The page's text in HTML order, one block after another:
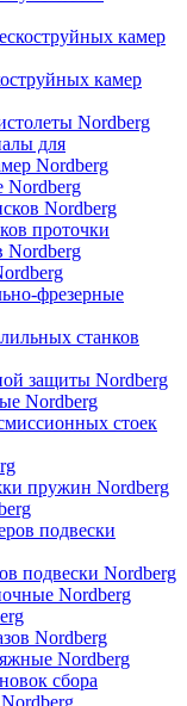
камер
камер
Nordberg
для
Nordberg
Nordberg
Nordberg
проточки
Nordberg
фрезерные
станков
защиты Nordberg
Nordberg
стоек
пружин Nordberg
подвески
подвески Nordberg
Nordberg
Nordberg
Nordberg
сбора